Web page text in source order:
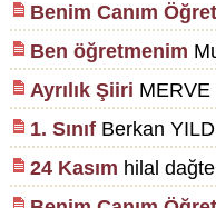
Benim Canım
Ben öğretmenim
Ayrılık Şiiri MERVE
1. SınıfBerkan
24 Kasım hilal